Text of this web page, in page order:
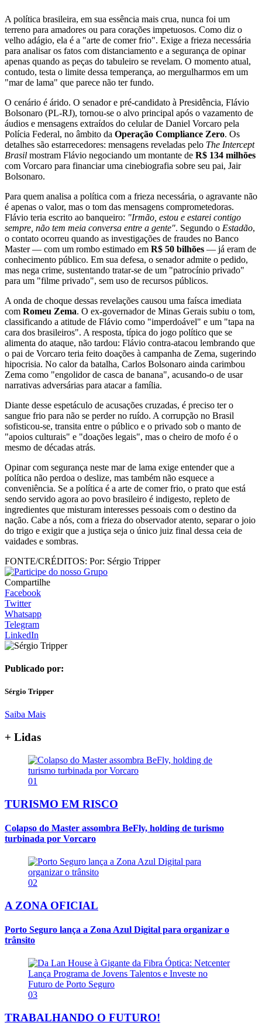
A política brasileira, em sua essência mais crua, nunca foi um
terreno para amadores ou para corações impetuosos. Como diz o
velho adágio, ela é a "arte de comer frio". Exige a frieza necessária
para analisar os fatos com distanciamento e a segurança de opinar
apenas quando as peças do tabuleiro se revelam. O momento atual,
contudo, testa o limite dessa temperança, ao mergulharmos em um
"mar de lama" que parece não ter fundo.
O cenário é árido. O senador e pré-candidato à Presidência, Flávio
Bolsonaro (PL-RJ), tornou-se o alvo principal após o vazamento de
áudios e mensagens extraídos do celular de Daniel Vorcaro pela
Polícia Federal, no âmbito da Operação Compliance Zero. Os
detalhes são estarrecedores: mensagens reveladas pelo The Intercept
Brasil mostram Flávio negociando um montante de R$ 134 milhões
com Vorcaro para financiar uma cinebiografia sobre seu pai, Jair
Bolsonaro.
Para quem analisa a política com a frieza necessária, o agravante não
é apenas o valor, mas o tom das mensagens comprometedoras.
Flávio teria escrito ao banqueiro: "Irmão, estou e estarei contigo
sempre, não tem meia conversa entre a gente". Segundo o Estadão,
o contato ocorreu quando as investigações de fraudes no Banco
Master — com um rombo estimado em R$ 50 bilhões — já eram de
conhecimento público. Em sua defesa, o senador admite o pedido,
mas nega crime, sustentando tratar-se de um "patrocínio privado"
para um "filme privado", sem uso de recursos públicos.
A onda de choque dessas revelações causou uma faísca imediata
com Romeu Zema. O ex-governador de Minas Gerais subiu o tom,
classificando a atitude de Flávio como "imperdoável" e um "tapa na
cara dos brasileiros". A resposta, típica do jogo político que se
alimenta do ataque, não tardou: Flávio contra-atacou lembrando que
o pai de Vorcaro teria feito doações à campanha de Zema, sugerindo
hipocrisia. No calor da batalha, Carlos Bolsonaro ainda carimbou
Zema como "engolidor de casca de banana", acusando-o de usar
narrativas adversárias para atacar a família.
Diante desse espetáculo de acusações cruzadas, é preciso ter o
sangue frio para não se perder no ruído. A corrupção no Brasil
sofisticou-se, transita entre o público e o privado sob o manto de
"apoios culturais" e "doações legais", mas o cheiro de mofo é o
mesmo de décadas atrás.
Opinar com segurança neste mar de lama exige entender que a
política não perdoa o deslize, mas também não esquece a
conveniência. Se a política é a arte de comer frio, o prato que está
sendo servido agora ao povo brasileiro é indigesto, repleto de
ingredientes que misturam interesses pessoais com o destino da
nação. Cabe a nós, com a frieza do observador atento, separar o joio
do trigo e exigir que a justiça seja o único juiz final dessa ceia de
vaidades e sombras.
FONTE/CRÉDITOS: Por: Sérgio Tripper
Compartilhe
Facebook
Twitter
Whatsapp
Telegram
LinkedIn
Publicado por:
Sérgio Tripper
Saiba Mais
+ Lidas
01
TURISMO EM RISCO
Colapso do Master assombra BeFly, holding de turismo
turbinada por Vorcaro
02
A ZONA OFICIAL
Porto Seguro lança a Zona Azul Digital para organizar o
trânsito
03
TRABALHANDO O FUTURO!